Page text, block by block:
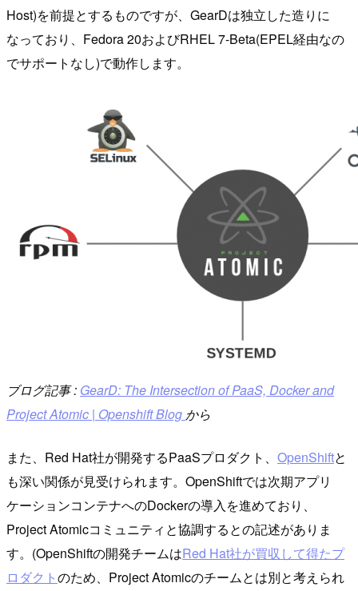
Host)を前提とするものですが、GearDは独立した造りに
なっており、Fedora 20およびRHEL 7-Beta(EPEL経由なの
でサポートなし)で動作します。
ブログ記事 : GearD: The Intersection of PaaS, Docker and
Project Atomic | Openshift Blog から
また、Red Hat社が開発するPaaSプロダクト、 OpenShiftと
も深い関係が見受けられます。OpenShiftでは次期アプリ
ケーションコンテナへのDockerの導入を進めており、
Project Atomicコミュニティと協調するとの記述がありま
す。(OpenShiftの開発チームはRed Hat社が買収して得たプ
ロダクトのため、Project Atomicのチームとは別と考えられ